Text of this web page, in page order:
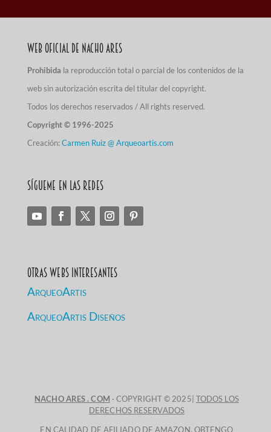
Web Oficial de Nacho Ares
Prohibida la reproducción total o parcial de los contenidos de la
web sin autorización escrita del titular del copyright.
Todos los derechos reservados / All rights reserved.
Copyright © 1996-2025
Creación:Carmen Ruiz @ Arqueoartis.com
Sígueme en las redes
Otras Webs Interesantes
ArqueoArtis
ArqueoArtis Diseños
NACHO ARES . COM · COPYRIGHT © 2025| TODOS LOS
DERECHOS RESERVADOS
EN CALIDAD DE AFILIADO DE AMAZON, OBTENGO